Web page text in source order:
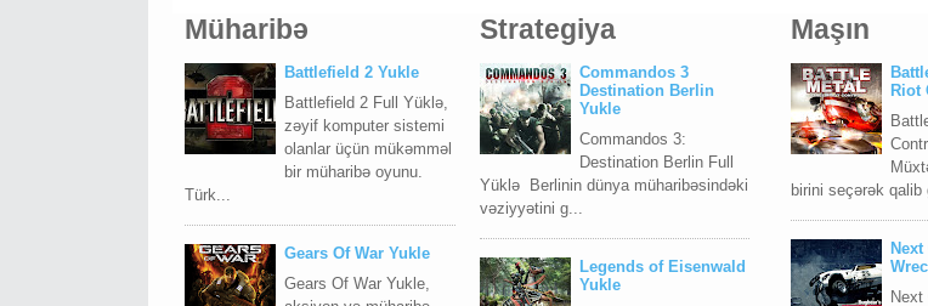
Müharibə
Battlefield 2 Yukle
Battlefield 2 Full Yüklə,
zəyif komputer sistemi
olanlar üçün mükəmməl
bir müharibə oyunu.
Türk...
Gears Of War Yukle
Gears Of War Yukle,
Maşın
Riot
birini seçərək qalib
Next
Strategiya
Commandos 3
Destination Berlin
Yukle
Commandos 3:
Destination Berlin Full
Yüklə Berlinin dünya müharibəsindəki
vəziyyətini g...
Legends of Eisenwald
Yukle